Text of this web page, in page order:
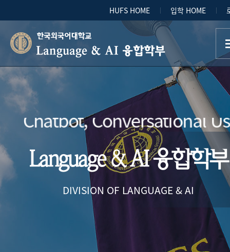
HUFS HOME 입학 HOME
Language & AI 융합학부
AI융합
Natural Language
Speech Recognition,
Chatbot, Conversational
Affective
차세대 언어공학 전문
양성
Language & AI 융합학부
DIVISION OF LANGUAGE & AI